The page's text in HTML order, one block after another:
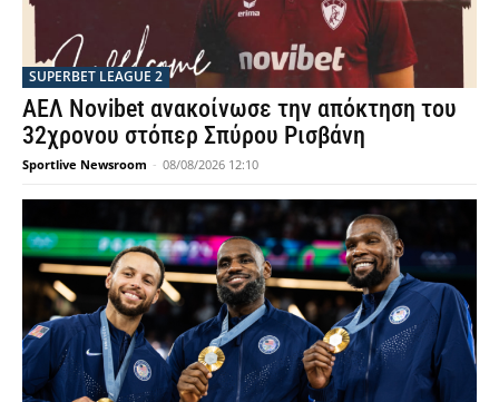
SUPERBET LEAGUE 2
ΑΕΛ Novibet ανακοίνωσε την απόκτηση του
32χρονου στόπερ Σπύρου Ρισβάνη
Sportlive Newsroom - 08/08/2026 12:10